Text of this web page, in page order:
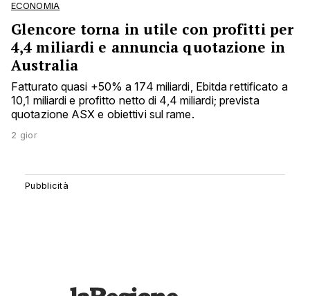
ECONOMIA
Glencore torna in utile con profitti per
4,4 miliardi e annuncia quotazione in
Australia
Fatturato quasi +50% a 174 miliardi, Ebitda rettificato a
10,1 miliardi e profitto netto di 4,4 miliardi; prevista
quotazione ASX e obiettivi sul rame.
2 gior